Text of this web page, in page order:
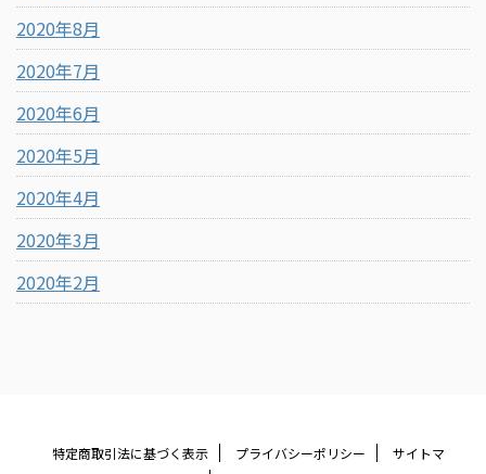
2020年8月
2020年7月
2020年6月
2020年5月
2020年4月
2020年3月
2020年2月
特定商取引法に基づく表示 プライバシーポリシー
サイトマ